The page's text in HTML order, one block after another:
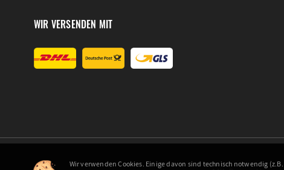
WIR VERSENDEN MIT
Wir verwenden Cookies. Einige davon sind technisch notwendig